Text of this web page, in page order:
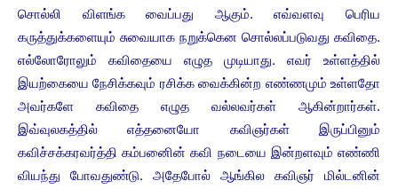
சொல்லி விளங்க வைப்பது ஆகும். எவ்வளவு பெரிய
கருத்துக்களையும் சுவையாக நறுக்கென சொல்லப்படுவது கவிதை.
எல்லோரோலும் கவிதையை எழுத முடியாது. எவர் உள்ளத்தில்
இயற்கையை நேசிக்கவும் ரசிக்க வைக்கின்ற எண்ணமும் உள்ளதோ
அவர்களே கவிதை எழுத வல்லவர்கள் ஆகின்றார்கள்.
இவ்வுலகத்தில் எத்தனையோ கவிஞர்கள் இருப்பினும்
கவிச்சக்கரவர்த்தி கம்பனைின் கவி நடையை இன்றளவும் எண்ணி
வியந்து போவதுண்டு. அதேபோல் ஆங்கில கவிஞர் மில்டனின்